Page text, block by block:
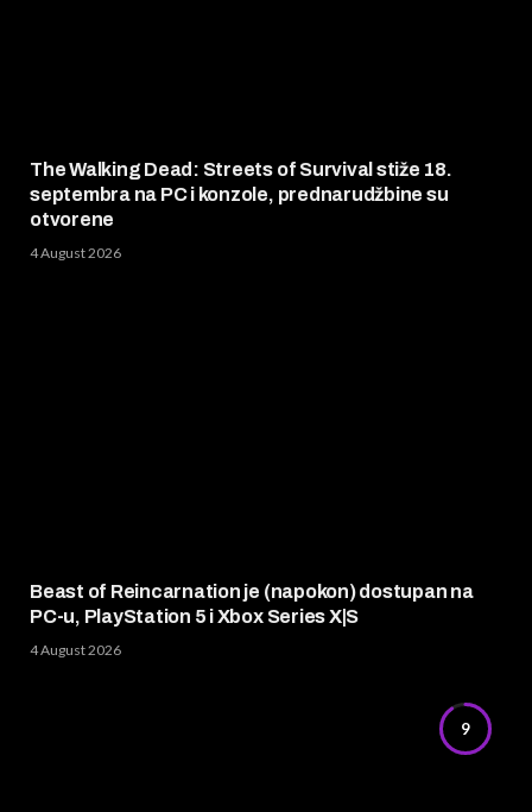
The Walking Dead: Streets of Survival stiže 18.
septembra na PC i konzole, prednarudžbine su
otvorene
4 August 2026
Beast of Reincarnation je (napokon) dostupan na
PC-u, PlayStation 5 i Xbox Series X|S
4 August 2026
9